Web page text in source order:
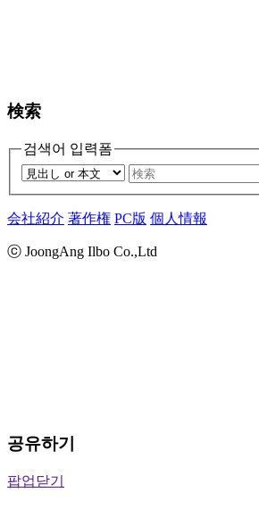
検索
검색어 입력폼
会社紹介 著作権 PC版 個人情報
ⓒ JoongAng Ilbo Co.,Ltd
공유하기
팝업닫기